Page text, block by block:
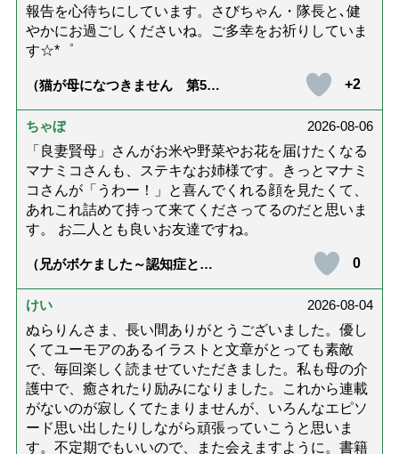
報告を心待ちにしています。さびちゃん・隊長と､健
やかにお過ごしくださいね。ご多幸をお祈りしていま
す☆*゜
（猫が母になつきません 第500
+2
ちゃぼ
2026-08-06
「良妻賢母」さんがお米や野菜やお花を届けたくなる
マナミコさんも、ステキなお姉様です。きっとマナミ
コさんが「うわー！」と喜んでくれる顔を見たくて、
あれこれ詰めて持って来てくださってるのだと思いま
す。 お二人とも良いお友達ですね。
（兄がボケました～認知症と介
達』が届きました」）
0
けい
2026-08-04
ぬらりんさま、長い間ありがとうございました。優し
くてユーモアのあるイラストと文章がとっても素敵
で、毎回楽しく読ませていただきました。私も母の介
護中で、癒されたり励みになりました。これから連載
がないのが寂しくてたまりませんが、いろんなエピソ
ード思い出したりしながら頑張っていこうと思いま
す。不定期でもいいので、また会えますように。書籍